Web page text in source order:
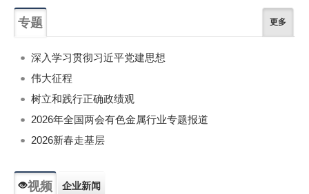
专题 更多
深入学习贯彻习近平党建思想
伟大征程
树立和践行正确政绩观
2026年全国两会有色金属行业专题报道
2026新春走基层
视频 企业新闻